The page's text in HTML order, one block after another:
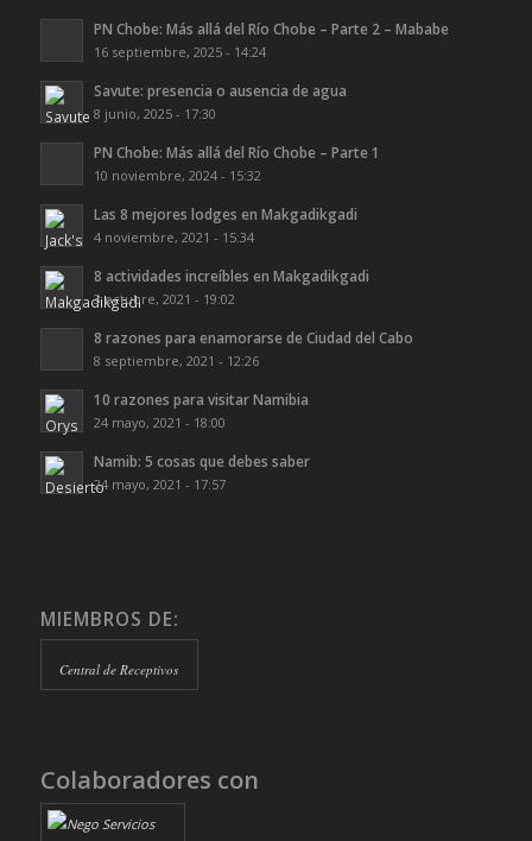
PN Chobe: Más allá del Río Chobe – Parte 2 – Mababe
16 septiembre, 2025 - 14:24
Savute: presencia o ausencia de agua
8 junio, 2025 - 17:30
PN Chobe: Más allá del Río Chobe – Parte 1
10 noviembre, 2024 - 15:32
Las 8 mejores lodges en Makgadikgadi
4 noviembre, 2021 - 15:34
8 actividades increíbles en Makgadikgadi
3 octubre, 2021 - 19:02
8 razones para enamorarse de Ciudad del Cabo
8 septiembre, 2021 - 12:26
10 razones para visitar Namibia
24 mayo, 2021 - 18:00
Namib: 5 cosas que debes saber
24 mayo, 2021 - 17:57
MIEMBROS DE:
Central de Receptivos
Colaboradores con